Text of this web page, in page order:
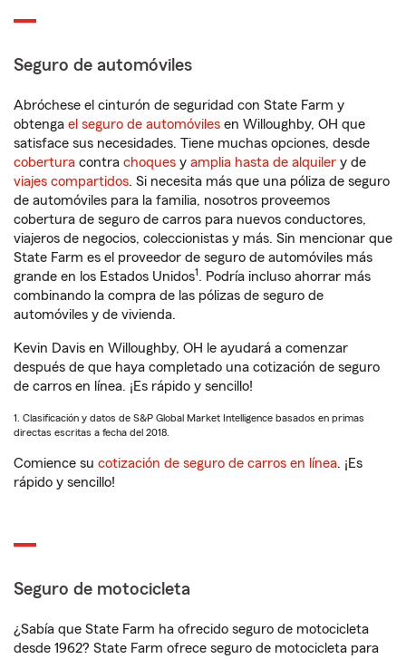
Seguro de automóviles
Abróchese el cinturón de seguridad con State Farm y
obtenga el seguro de automóviles en Willoughby, OH que
satisface sus necesidades. Tiene muchas opciones, desde
cobertura contra choques y amplia hasta de alquiler y de
viajes compartidos. Si necesita más que una póliza de seguro
de automóviles para la familia, nosotros proveemos
cobertura de seguro de carros para nuevos conductores,
viajeros de negocios, coleccionistas y más. Sin mencionar que
State Farm es el proveedor de seguro de automóviles más
grande en los Estados Unidos1. Podría incluso ahorrar más
combinando la compra de las pólizas de seguro de
automóviles y de vivienda.
Kevin Davis en Willoughby, OH le ayudará a comenzar
después de que haya completado una cotización de seguro
de carros en línea. ¡Es rápido y sencillo!
1. Clasificación y datos de S&P Global Market Intelligence basados en primas
directas escritas a fecha del 2018.
Comience su cotización de seguro de carros en línea. ¡Es
rápido y sencillo!
Seguro de motocicleta
¿Sabía que State Farm ha ofrecido seguro de motocicleta
desde 1962? State Farm ofrece seguro de motocicleta para